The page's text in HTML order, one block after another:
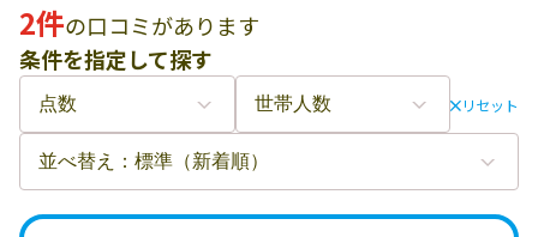
2件の口コミがあります
条件を指定して探す
リセット